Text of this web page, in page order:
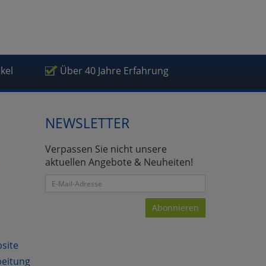
Über 40 Jahre Erfahrung
NEWSLETTER
Verpassen Sie nicht unsere
aktuellen Angebote & Neuheiten!
Abonnieren